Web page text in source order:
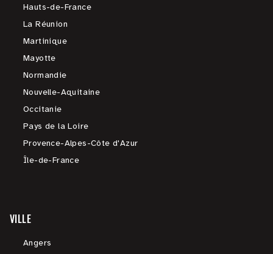
Hauts-de-France
La Réunion
Martinique
Mayotte
Normandie
Nouvelle-Aquitaine
Occitanie
Pays de la Loire
Provence-Alpes-Côte d'Azur
Île-de-France
VILLE
Angers